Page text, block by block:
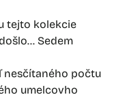
tejto kolekcie
Sedem
nesčítaného počtu
umelcovho